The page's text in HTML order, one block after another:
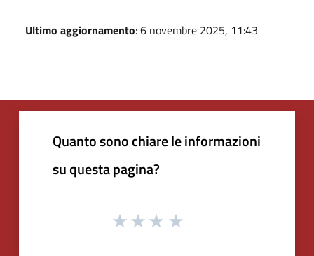
Ultimo aggiornamento: 6 novembre 2025, 11:43
Quanto sono chiare le informazioni
su questa pagina?